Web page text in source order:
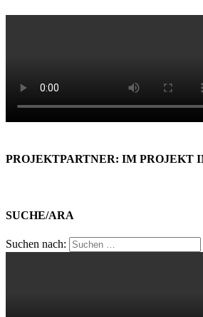
PROJEKTPARTNER: IM PROJEKT
SUCHE/ARA
Suchen nach: